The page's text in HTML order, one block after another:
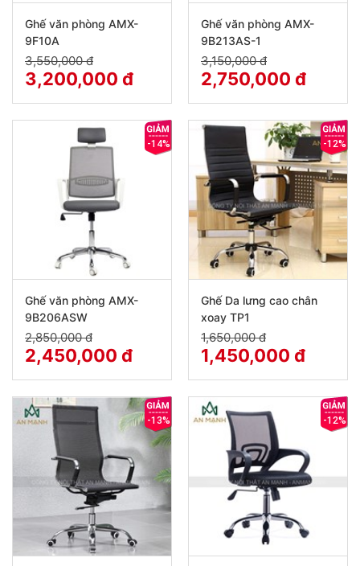
Ghế văn phòng AMX-
9F10A
3,550,000 đ
3,200,000 đ
Ghế văn phòng AMX-
9B213AS-1
3,150,000 đ
2,750,000 đ
Ghế văn phòng AMX-
9B206ASW
2,850,000 đ
2,450,000 đ
-14%
Ghế Da lưng cao chân
xoay TP1
1,650,000 đ
1,450,000 đ
-12%
-13% -12%